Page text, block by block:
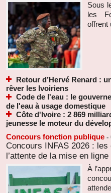
Sous
les
offrent
Retour d’Hervé Renard :
rêver les Ivoiriens
Code de l'eau : le
de l'eau à usage domestique
Côte d'Ivoire : 2 869
jeunesse le moteur du
Concours fonction publique -
Concours INFAS 2026 :
l’attente de la mise en
À